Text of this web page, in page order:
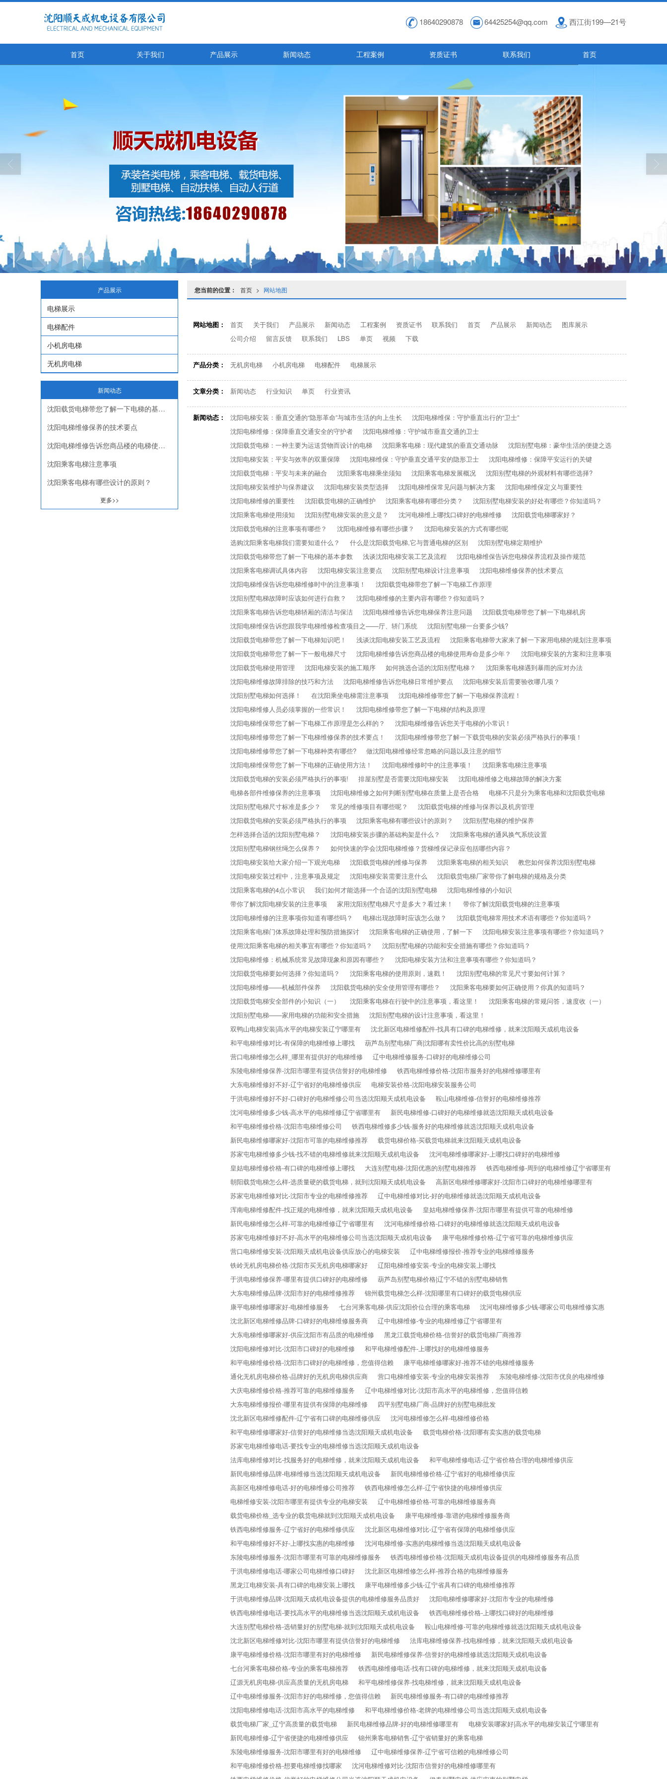
18640290878 64425254@qq.com 西江街199—21号
首页 关于我们 产品展示 新闻动态 工程案例 资质证书 联系我们 首页
您当前的位置： 首页 > 网站地图
网站地图： 首页 关于我们 产品展示 新闻动态 工程案例 资质证书 联系我们 首页 产品展示 新闻动态
图库展示
公司介绍
留言反馈 联系我们 LBS 单页 视频 下载
产品分类： 无机房电梯 小机房电梯 电梯配件 电梯展示
文章分类： 新闻动态 行业知识 单页 行业资讯
新闻动态： 沈阳电梯安装：垂直交通的“隐形革命”与城市生活的向上生长
沈阳电梯维保：守护垂直出行的“卫士”
沈阳电梯维修：保障垂直交通安全的守护者
沈阳电梯维修：守护城市垂直交通的卫士
沈阳载货电梯：一种主要为运送货物而设计的电梯
沈阳乘客电梯：现代建筑的垂直交通动脉
沈阳别墅电梯：豪华生活的便捷之选
沈阳电梯安装：平安与效率的双重保障
沈阳电梯维保：守护垂直交通平安的隐形卫士
沈阳电梯维修：保障平安运行的关键
沈阳载货电梯：平安与未来的融合
沈阳乘客电梯乘坐须知 沈阳乘客电梯发展概况
沈阳别墅电梯的外观材料有哪些选择?
沈阳电梯安装维护与保养建议
沈阳电梯安装类型选择 沈阳电梯维保常见问题与解决方案
沈阳电梯维保定义与重要性
沈阳电梯维修的重要性
沈阳载货电梯的正确维护 沈阳乘客电梯有哪些分类？
沈阳别墅电梯安装的好处有哪些？你知道吗？
沈阳乘客电梯使用须知
沈阳别墅电梯安装的意义是？ 沈河电梯维上哪找口碑好的电梯维修
沈阳载货电梯哪家好？
沈阳载货电梯的注意事项有哪些？
沈阳电梯维修有哪些步骤？
沈阳电梯安装的方式有哪些呢
选购沈阳乘客电梯我们需要知道什么？
什么是沈阳载货电梯,它与普通电梯的区别
沈阳别墅电梯定期维护
沈阳载货电梯带您了解一下电梯的基本参数
浅谈沈阳电梯安装工艺及流程
沈阳电梯维保告诉您电梯保养流程及操作规范
沈阳乘客电梯调试具体内容
沈阳电梯安装注意要点 沈阳别墅电梯设计注意事项
沈阳电梯维修保养的技术要点
沈阳电梯维保​告诉您电梯维修时中的注意事项！
沈阳载货电梯​带您了解一下电梯工作原理
沈阳别墅电梯故障时应该如何进行自救？
沈阳电梯维修​的主要内容有哪些？你知道吗？
沈阳乘客电梯告诉您电梯轿厢的清洁与保洁
沈阳电梯维修告诉您电梯保养注意问题
沈阳载货电梯​带您了解一下电梯机房
沈阳电梯维保告诉您跟我学电梯维修检查项目之——厅、轿门系统
沈阳别墅电梯一台要多少钱?
沈阳载货电梯带您了解一下电梯知识吧！
浅谈沈阳电梯安装工艺及流程
沈阳乘客电梯​带大家来了解一下家用电梯的规划注意事项
沈阳载货电梯带您了解一下一般电梯尺寸
沈阳电梯维修告诉您商品楼的电梯使用寿命是多少年？
沈阳电梯安装的方案和注意事项
沈阳载货电梯使用管理
沈阳电梯安装​的施工顺序 如何挑选合适的沈阳别墅电梯？
沈阳乘客电梯​遇到暴雨的应对办法
沈阳电梯维修故障排除的技巧和方法
沈阳电梯维修告诉您电梯日常维护要点
沈阳电梯安装后需要验收哪几项？
沈阳别墅电梯如何选择！
在沈阳乘坐电梯需注意事项
沈阳电梯维修带您了解一下电梯保养流程！
沈阳电梯维修​人员必须掌握的一些常识！
沈阳电梯维修带您了解一下电梯的结构及原理
沈阳电梯维保带您了解一下电梯工作原理是怎么样的？
沈阳电梯维修告诉您关于电梯的小常识！
沈阳电梯维修带您了解一下电梯维修保养的技术要点！
沈阳电梯维修带您了解一下载货电梯的安装必须严格执行的事项！
沈阳电梯维修带您了解一下电梯种类有哪些?
做沈阳电梯维修经常忽略的问题以及注意的细节
沈阳电梯维保带您了解一下电梯的正确使用方法！
沈阳电梯维修时中的注意事项！
沈阳乘客电梯注意事项
沈阳载货电梯的安装必须严格执行的事项!
排屋别墅是否需要沈阳电梯安装
沈阳电梯维修之电梯故障的解决方案
电梯各部件维修保养的注意事项
沈阳电梯维修之如何判断别墅电梯在质量上是否合格
电梯不只是分为乘客电梯和沈阳载货电梯
沈阳别墅电梯尺寸标准是多少？
常见的维修项目有哪些呢？
沈阳载货电梯的维修与保养以及机房管理
沈阳载货电梯的安装必须严格执行的事项
沈阳乘客电梯有哪些设计的原则？
沈阳别墅电梯的维护保养
怎样选择合适的沈阳别墅电梯？
沈阳电梯安装​步骤的基础构架是什么？
沈阳乘客电梯的通风换气系统设置
沈阳别墅电梯钢丝绳怎么保养？
如何快速的学会沈阳电梯维修？货梯维保记录应包括哪些内容？
沈阳电梯安装给大家介绍一下观光电梯
沈阳载货电梯的维修与保养 沈阳乘客电梯的相关知识
教您如何保养沈阳别墅电梯
沈阳电梯安装过程中，注意事项及规定
沈阳电梯安装需要注意什么
沈阳载货电梯厂家带你了解电梯的规格及分类
沈阳乘客电梯的4点小常识
我们如何才能选择一个合适的沈阳别墅电梯
沈阳电梯维修的小知识
带你了解沈阳电梯安装的注意事项
家用沈阳别墅电梯尺寸是多大？看过来！
带你了解沈阳载货电梯的注意事项
沈阳电梯维修的注意事项你知道有哪些吗？
电梯出现故障时应该怎么做？
沈阳载货电梯常用技术术语有哪些？你知道吗？
沈阳乘客电梯门体系故障处理和预防措施探讨
沈阳乘客电梯的正确使用，了解一下
沈阳电梯安装注意事项有哪些？你知道吗？
使用沈阳乘客电梯的相关事宜有哪些？你知道吗？
沈阳别墅电梯​的功能和安全措施有哪些？你知道吗？
沈阳电梯维修：机械系统常见故障现象和原因有哪些？
沈阳电梯安装方法和注意事项有哪些？你知道吗？
沈阳载货电梯​要如何选择？你知道吗？
沈阳乘客电梯的使用原则，速戳！
沈阳别墅电梯​的常见尺寸要如何计算？
沈阳电梯维修​——机械部件保养
沈阳载货电梯的安全使用管理有哪些？
沈阳乘客电梯要如何正确使用？你真的知道吗？
沈阳载货电梯安全部件的小知识（一）
沈阳乘客电梯在行驶中的注意事项，看这里！
沈阳乘客电梯的常规问答，速度收（一）
沈阳别墅电梯——家用电梯的功能和安全措施
沈阳别墅电梯的设计注意事项，看这里！
双鸭山电梯安装|高水平的电梯安装辽宁哪里有
沈北新区电梯维修配件-找具有口碑的电梯维修，就来沈阳顺天成机电设备
和平电梯维修对比-有保障的电梯维修上哪找
葫芦岛别墅电梯厂商|沈阳哪有卖性价比高的别墅电梯
营口电梯维修怎么样_哪里有提供好的电梯维修
辽中电梯维修服务-口碑好的电梯维修公司
东陵电梯维修保养-沈阳市哪里有提供信誉好的电梯维修
铁西电梯维修价格-沈阳市服务好的电梯维修哪里有
大东电梯维修好不好-辽宁省好的电梯维修供应
电梯安装价格-沈阳电梯安装服务公司
于洪电梯维修好不好-口碑好的电梯维修公司当选沈阳顺天成机电设备
鞍山电梯维修-信誉好的电梯维修推荐
沈河电梯维修多少钱-高水平的电梯维修辽宁省哪里有
新民电梯维修-口碑好的电梯维修就选沈阳顺天成机电设备
和平电梯维修价格-沈阳市电梯维修公司
铁西电梯维修多少钱-服务好的电梯维修就选沈阳顺天成机电设备
新民电梯维修哪家好-沈阳市可靠的电梯维修推荐
载货电梯价格-买载货电梯就来沈阳顺天成机电设备
苏家屯电梯维修多少钱-找不错的电梯维修就来沈阳顺天成机电设备
沈河电梯维修哪家好-上哪找口碑好的电梯维修
皇姑电梯维修价格-有口碑的电梯维修上哪找
大连别墅电梯-沈阳优惠的别墅电梯推荐
铁西电梯维修-周到的电梯维修辽宁省哪里有
朝阳载货电梯怎么样-选质量硬的载货电梯，就到沈阳顺天成机电设备
高新区电梯维修哪家好-沈阳市口碑好的电梯维修哪里有
苏家屯电梯维修对比-沈阳市专业的电梯维修推荐
辽中电梯维修对比-好的电梯维修就选沈阳顺天成机电设备
浑南电梯维修配件-找正规的电梯维修，就来沈阳顺天成机电设备
皇姑电梯维修保养-沈阳市哪里有提供可靠的电梯维修
新民电梯维修怎么样-可靠的电梯维修辽宁省哪里有
沈河电梯维修价格-口碑好的电梯维修就选沈阳顺天成机电设备
苏家屯电梯维修好不好-高水平的电梯维修公司当选沈阳顺天成机电设备
康平电梯维修价格-辽宁省可靠的电梯维修供应
营口电梯维修安装-沈阳顺天成机电设备供应放心的电梯安装
辽中电梯维修报价-推荐专业的电梯维修服务
铁岭无机房电梯价格-沈阳市买无机房电梯哪家好
辽阳电梯维修安装-专业的电梯安装上哪找
于洪电梯维修保养-哪里有提供口碑好的电梯维修
葫芦岛别墅电梯价格|辽宁不错的别墅电梯销售
大东电梯维修品牌-沈阳市好的电梯维修推荐
锦州载货电梯怎么样-沈阳哪里有口碑好的载货电梯供应
康平电梯维修哪家好-电梯维修服务
七台河乘客电梯-供应沈阳价位合理的乘客电梯
沈河电梯维修多少钱-哪家公司电梯维修实惠
沈北新区电梯维修品牌-口碑好的电梯维修服务商
辽中电梯维修-专业的电梯维修辽宁省哪里有
大东电梯维修哪家好-供应沈阳市有品质的电梯维修
黑龙江载货电梯价格-信誉好的载货电梯厂商推荐
沈阳电梯维修对比-沈阳市口碑好的电梯维修
和平电梯维修配件-上哪找好的电梯维修服务
和平电梯维修价格-沈阳市口碑好的电梯维修，您值得信赖
康平电梯维修哪家好-推荐不错的电梯维修服务
通化无机房电梯价格-品牌好的无机房电梯供应商
营口电梯维修安装-专业的电梯安装推荐
东陵电梯维修-沈阳市优良的电梯维修
大庆电梯维修价格-推荐可靠的电梯维修服务
辽中电梯维修对比-沈阳市高水平的电梯维修，您值得信赖
大东电梯维修报价-哪里有提供有保障的电梯维修
四平别墅电梯厂商-品牌好的别墅电梯批发
沈北新区电梯维修配件-辽宁省有口碑的电梯维修供应
沈河电梯维修怎么样-电梯维修价格
和平电梯维修哪家好-信誉好的电梯维修当选沈阳顺天成机电设备
载货电梯价格-沈阳哪有卖实惠的载货电梯
苏家屯电梯维修电话-要找专业的电梯维修当选沈阳顺天成机电设备
法库电梯维修对比-找服务好的电梯维修，就来沈阳顺天成机电设备
和平电梯维修电话-辽宁省价格合理的电梯维修供应
新民电梯维修品牌-电梯维修当选沈阳顺天成机电设备
新民电梯维修价格-辽宁省好的电梯维修供应
高新区电梯维修电话-好的电梯维修公司推荐
铁西电梯维修怎么样-辽宁省快捷的电梯维修供应
电梯维修安装-沈阳市哪里有提供专业的电梯安装
辽中电梯维修价格-可靠的电梯维修服务商
载货电梯价格_选专业的载货电梯就到沈阳顺天成机电设备
康平电梯维修-靠谱的电梯维修服务商
铁西电梯维修服务-辽宁省好的电梯维修供应
沈北新区电梯维修对比-辽宁省有保障的电梯维修供应
和平电梯维修好不好-上哪找实惠的电梯维修
沈河电梯维修-实惠的电梯维修当选沈阳顺天成机电设备
东陵电梯维修服务-沈阳市哪里有可靠的电梯维修服务
铁西电梯维修价格-沈阳顺天成机电设备提供的电梯维修服务有品质
于洪电梯维修电话-哪家公司电梯维修口碑好
沈北新区电梯维修怎么样-推荐合格的电梯维修服务
黑龙江电梯安装-具有口碑的电梯安装上哪找
康平电梯维修多少钱-辽宁省具有口碑的电梯维修推荐
于洪电梯维修品牌-沈阳顺天成机电设备提供的电梯维修服务品质好
沈阳电梯维修哪家好-沈阳市专业的电梯维修
铁西电梯维修电话-要找高水平的电梯维修当选沈阳顺天成机电设备
铁西电梯维修价格-上哪找口碑好的电梯维修
大连别墅电梯价格-选销量好的别墅电梯-就到沈阳顺天成机电设备
鞍山电梯维修-可靠的电梯维修就选沈阳顺天成机电设备
沈北新区电梯维修对比-沈阳市哪里有提供信誉好的电梯维修
法库电梯维修保养-找电梯维修，就来沈阳顺天成机电设备
康平电梯维修价格-沈阳市哪里有好的电梯维修
新民电梯维修保养-信誉好的电梯维修就选沈阳顺天成机电设备
七台河乘客电梯价格-专业的乘客电梯推荐
铁西电梯维修电话-找有口碑的电梯维修，就来沈阳顺天成机电设备
辽源无机房电梯-供应高质量的无机房电梯
和平电梯维修保养-找电梯维修，就来沈阳顺天成机电设备
辽中电梯维修服务-沈阳市好的电梯维修，您值得信赖
新民电梯维修服务-有口碑的电梯维修推荐
沈阳电梯维修电话-沈阳市高水平的电梯维修
和平电梯维修价格-老牌的电梯维修公司当选沈阳顺天成机电设备
载货电梯厂家_辽宁高质量的载货电梯
新民电梯维修品牌-好的电梯维修哪里有
电梯安装哪家好|高水平的电梯安装辽宁哪里有
新民电梯维修-辽宁省便捷的电梯维修供应
锦州乘客电梯销售-辽宁省销量好的乘客电梯
东陵电梯维修服务-沈阳市哪里有好的电梯维修
辽中电梯维修保养-辽宁省可信赖的电梯维修公司
和平电梯维修价格-想要电梯维修找哪家
沈河电梯维修对比-沈阳市信誉好的电梯维修哪里有
产品展示
电梯展示
电梯配件
小机房电梯
无机房电梯
新闻动态
沈阳载货电梯带您了解一下电梯的基本参数
沈阳电梯维修保养的技术要点
沈阳电梯维修告诉您商品楼的电梯使用寿命是多少年？
沈阳乘客电梯注意事项
沈阳乘客电梯有哪些设计的原则？
更多>>